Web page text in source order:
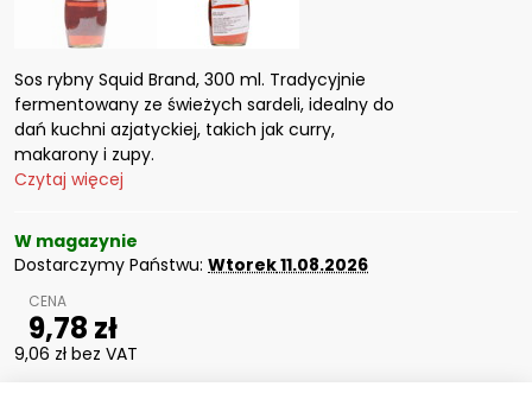
Sos rybny Squid Brand, 300 ml. Tradycyjnie
fermentowany ze świeżych sardeli, idealny do
dań kuchni azjatyckiej, takich jak curry,
makarony i zupy.
Czytaj więcej
W magazynie
Dostarczymy Państwu: Wtorek11.08.2026
9,78 zł
9,06 zł bez VAT